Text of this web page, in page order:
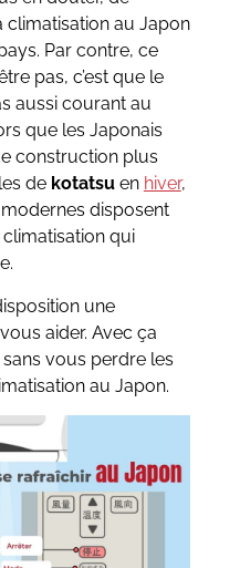
au Japon
Par contre, ce
pas, c’est que le
aussi courant au
que les Japonais
construction plus
de kotatsuen hiver,
disposent
climatisation qui
une
aider. Avec ça
vous perdre les
au Japon.